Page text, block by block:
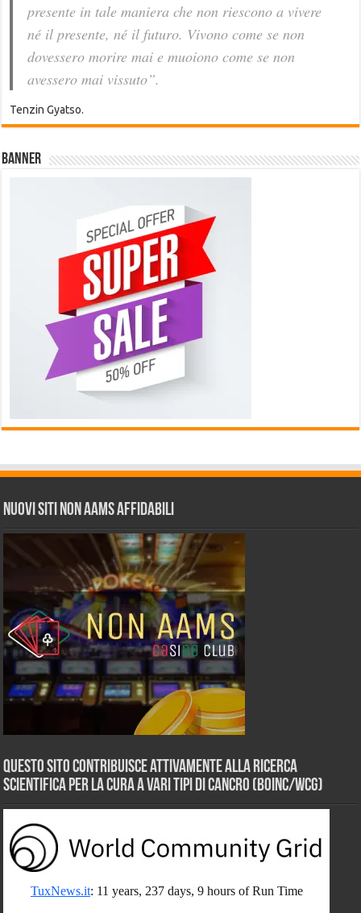
presente in tale maniera che non riescono a vivere
né il presente, né il futuro. Vivono come se non
dovessero morire mai e muoiono come se non
avessero mai vissuto”.
Tenzin Gyatso.
Banner
Nuovi siti non AAMS affidabili
Questo sito contribuisce attivamente alla ricerca
scientifica per la cura a vari tipi di Cancro (BOINC/WCG)